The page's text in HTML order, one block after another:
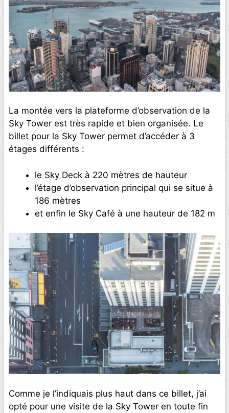
La montée vers la plateforme d’observation de la
Sky Tower est très rapide et bien organisée. Le
billet pour la Sky Tower permet d’accéder à 3
étages différents :
le Sky Deck à 220 mètres de hauteur
l’étage d’observation principal qui se situe à
186 mètres
et enfin le Sky Café à une hauteur de 182 m
Comme je l’indiquais plus haut dans ce billet, j’ai
opté pour une visite de la Sky Tower en toute fin